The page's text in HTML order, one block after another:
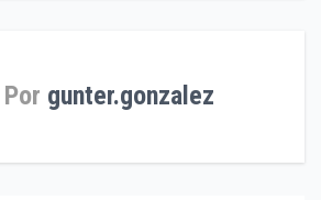
Por gunter.gonzalez